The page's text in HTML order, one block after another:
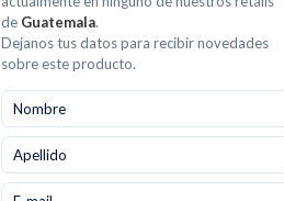
de Guatemala.
Dejanos tus datos para recibir novedades
sobre este producto.